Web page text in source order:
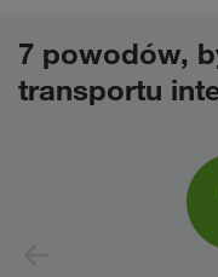
7 powodów,
transportu